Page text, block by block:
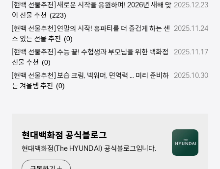
[현백 선물추천] 새로운 시작을 응원하며! 2026년 새해 맞
이 선물 추천 (223)
2025.12.23
[현백 선물추천] 연말의 시작! 홈파티를 더 즐겁게 하는 센
스 있는 선물 추천 (0)
2025.11.24
[현백 선물추천] 수능 끝! 수험생과 부모님을 위한 백화점
선물 추천 (0)
2025.11.17
[현백 선물추천] 보습 크림, 넥워머, 면역력 … 미리 준비하
는 겨울템 추천 (0)
2025.10.30
현대백화점 공식블로그
현대백화점(The HYUNDAI) 공식블로그입니다.